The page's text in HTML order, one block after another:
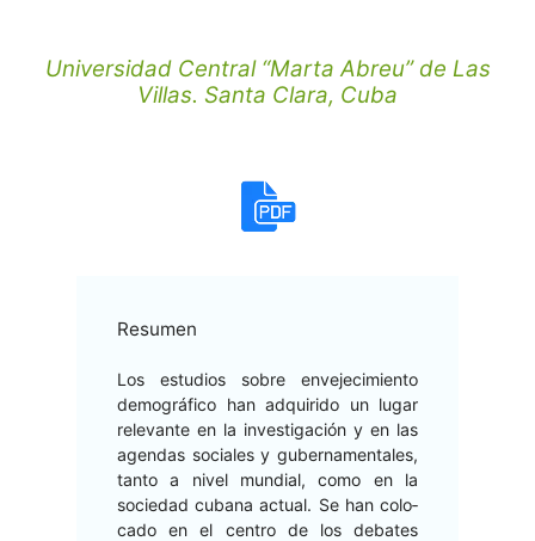
Universidad Central “Marta Abreu” de Las
Villas. Santa Clara, Cuba
Resumen
Los estu­dios sobre enve­jec­imien­to
demográ­fi­co han adquiri­do un lugar
rel­e­vante en la inves­ti­gación y en las
agen­das sociales y guber­na­men­tales,
tan­to a niv­el mundi­al, como en la
sociedad cubana actu­al. Se han colo­
ca­do en el cen­tro de los debates